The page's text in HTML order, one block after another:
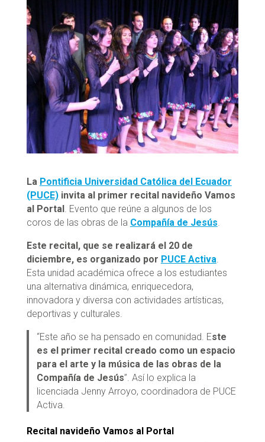
La Pontificia Universidad Católica del Ecuador
(PUCE)invita al primer recital navideño Vamos
al Portal . Evento que reúne a algunos de los
coros de las obras de la Compañía de Jesús.
Este recital, que se realizará el 20 de
diciembre, es organizado por PUCE Activa.
Esta unidad académica ofrece a los estudiantes
una alternativa dinámica, enriquecedora,
innovadora y diversa con actividades artísticas,
deportivas y culturales.
“Este año se ha pensado en comunidad. Este
es el primer recital creado como un espacio
para el arte y la música de las obras de la
Compañía de Jesús”. Así lo explica la
licenciada Jenny Arroyo, coordinadora de PUCE
Activa.
Recital navideño Vamos al Portal